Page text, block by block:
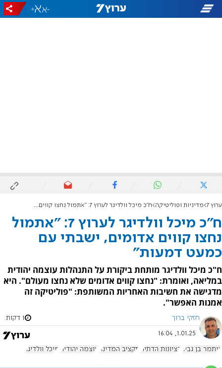
-
+
ערוץ 7 מדיניות ופוליטיקה ח"כ מיכל וולדיגר לערוץ 7: "אתמול נחצו קווים אדומים, ישבתי עם כמעט דמעות"
ח"כ מיכל וולדיגר לערוץ 7: "אתמול
נחצו קווים אדומים, ישבתי עם
כמעט דמעות"
ח"כ מיכל וולדיגר מותחת ביקורת על התנהלות עוצמה יהודית
במליאה, ואומרת: "נחצו קווים אדומים שלא נחצו מעולם". היא
מדגישה את חשיבות האחריות המשותפת: "פוליטיקה זה
אמנות האפשר".
חזקי ברוך 1 דקות
1.01.25, 16:04
איתמר בן גביר הציונות הדתית תקציב המדינה עוצמה יהודית מיכל וולדיגר